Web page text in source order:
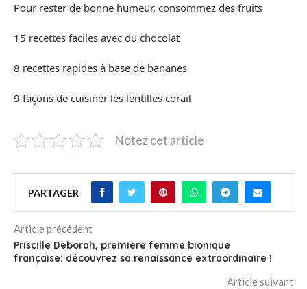
Pour rester de bonne humeur, consommez des fruits
15 recettes faciles avec du chocolat
8 recettes rapides à base de bananes
9 façons de cuisiner les lentilles corail
Notez cet article
PARTAGER
Article précédent
Priscille Deborah, première femme bionique
française: découvrez sa renaissance extraordinaire !
Article suivant